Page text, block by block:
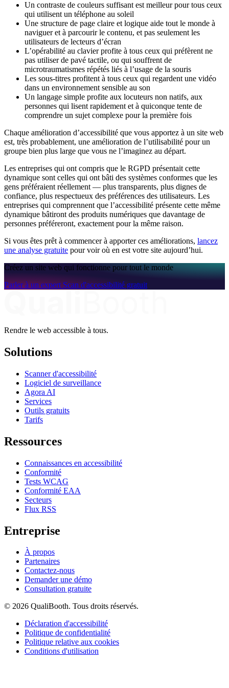
Un contraste de couleurs suffisant est meilleur pour tous ceux
qui utilisent un téléphone au soleil
Une structure de page claire et logique aide tout le monde à
naviguer et à parcourir le contenu, et pas seulement les
utilisateurs de lecteurs d’écran
L’opérabilité au clavier profite à tous ceux qui préfèrent ne
pas utiliser de pavé tactile, ou qui souffrent de
microtraumatismes répétés liés à l’usage de la souris
Les sous-titres profitent à tous ceux qui regardent une vidéo
dans un environnement sensible au son
Un langage simple profite aux locuteurs non natifs, aux
personnes qui lisent rapidement et à quiconque tente de
comprendre un sujet complexe pour la première fois
Chaque amélioration d’accessibilité que vous apportez à un site web
est, très probablement, une amélioration de l’utilisabilité pour un
groupe bien plus large que vous ne l’imaginez au départ.
Les entreprises qui ont compris que le RGPD présentait cette
dynamique sont celles qui ont bâti des systèmes conformes que les
gens préféraient réellement — plus transparents, plus dignes de
confiance, plus respectueux des préférences des utilisateurs. Les
entreprises qui comprennent que l’accessibilité présente cette même
dynamique bâtiront des produits numériques que davantage de
personnes préféreront, exactement pour la même raison.
Si vous êtes prêt à commencer à apporter ces améliorations, lancez
une analyse gratuite pour voir où en est votre site aujourd’hui.
Créez un site web qui fonctionne pour tout le monde
Parler à un expert Scan d'accessibilité gratuit
Rendre le web accessible à tous.
Solutions
Scanner d'accessibilité
Logiciel de surveillance
Agora AI
Services
Outils gratuits
Tarifs
Ressources
Connaissances en accessibilité
Conformité
Tests WCAG
Conformité EAA
Secteurs
Flux RSS
Entreprise
À propos
Partenaires
Contactez-nous
Demander une démo
Consultation gratuite
© 2026 QualiBooth. Tous droits réservés.
Déclaration d'accessibilité
Politique de confidentialité
Politique relative aux cookies
Conditions d'utilisation